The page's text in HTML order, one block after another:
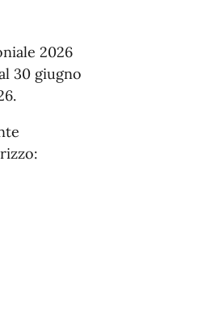
2026
30 giugno